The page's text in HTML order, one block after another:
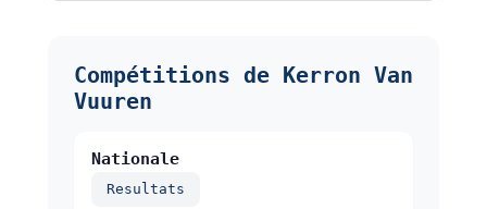
Compétitions de Kerron Van
Vuuren
Nationale
Resultats